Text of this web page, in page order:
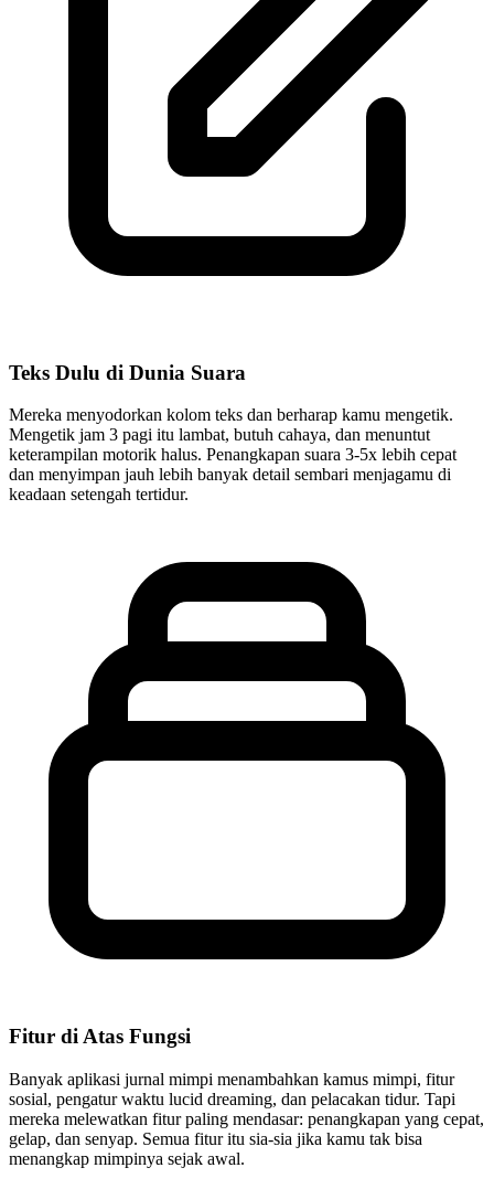
Teks Dulu di Dunia Suara
Mereka menyodorkan kolom teks dan berharap kamu mengetik.
Mengetik jam 3 pagi itu lambat, butuh cahaya, dan menuntut
keterampilan motorik halus. Penangkapan suara 3-5x lebih cepat
dan menyimpan jauh lebih banyak detail sembari menjagamu di
keadaan setengah tertidur.
Fitur di Atas Fungsi
Banyak aplikasi jurnal mimpi menambahkan kamus mimpi, fitur
sosial, pengatur waktu lucid dreaming, dan pelacakan tidur. Tapi
mereka melewatkan fitur paling mendasar: penangkapan yang cepat,
gelap, dan senyap. Semua fitur itu sia-sia jika kamu tak bisa
menangkap mimpinya sejak awal.